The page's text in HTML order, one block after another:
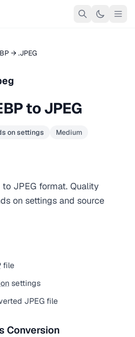
→ .JPEG
to JPEG
on settings Medium
JPEG format. Quality
on settings and source
file
settings
JPEG file
Conversion